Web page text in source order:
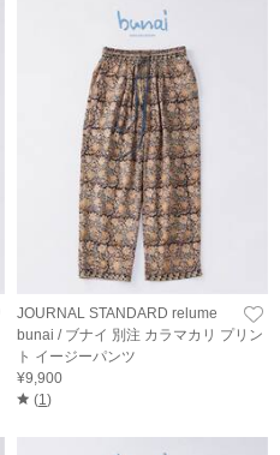
JOURNAL STANDARD relume
bunai / ブナイ 別注 カラマカリ プリン
ト イージーパンツ
¥9,900
(1)